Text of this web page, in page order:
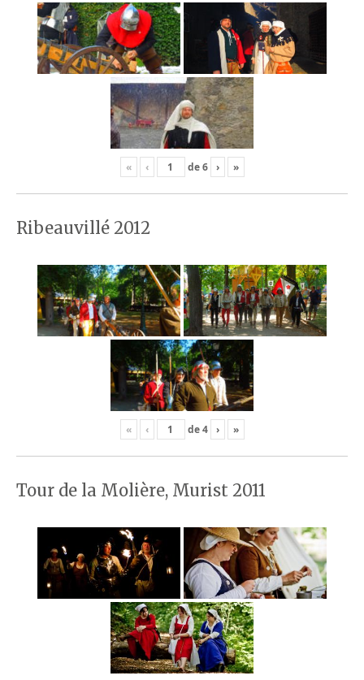
« ‹ de6 › »
Ribeauvillé 2012
« ‹ de4 › »
Tour de la Molière, Murist 2011